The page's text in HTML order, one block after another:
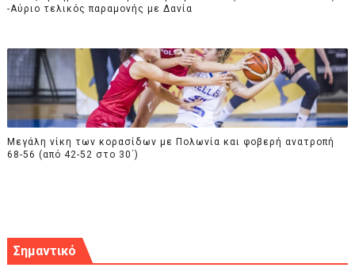
-Αύριο τελικός παραμονής με Δανία
Μεγάλη νίκη των κορασίδων με Πολωνία και φοβερή ανατροπή
68-56 (από 42-52 στο 30΄)
Σημαντικό